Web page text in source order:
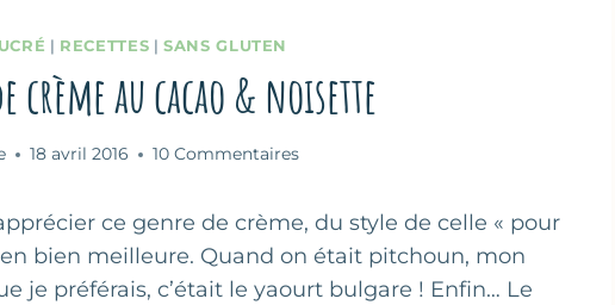
| RECETTES |SANS GLUTEN
crème au cacao & noisette
18 avril 2016 10 Commentaires
ce genre de crème, du style de celle « pour
bien meilleure. Quand on était pitchoun, mon
je préférais, c’était le yaourt bulgare ! Enfin… Le